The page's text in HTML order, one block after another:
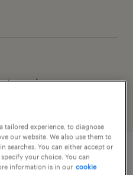
services
tailored experience, to diagnose
our website. We also use them to
searches. You can either accept or
your choice. You can
information is in our cookie